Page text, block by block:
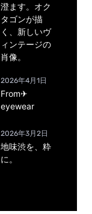
澄ます。オク
タゴンが描
く、新しいヴ
ィンテージの
肖像。
2026年4月1日
From✈
eyewear
2026年3月2日
地味渋を、粋
に。